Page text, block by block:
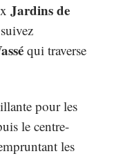
Jardins de
qui traverse
pour les
le centre-
les